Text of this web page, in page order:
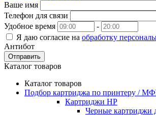
Ваше имя
Телефон для связи
Удобное время
-
Я даю согласие на обработку
Антибот
Отправить
Каталог товаров
Каталог товаров
Подбор картриджа по принтеру /
Картриджи HP
Черные картриджи